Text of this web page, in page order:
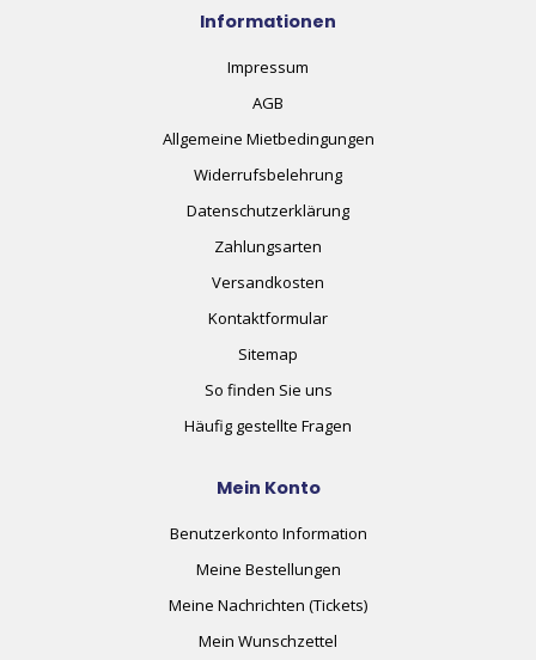
Informationen
Impressum
AGB
Allgemeine Mietbedingungen
Widerrufsbelehrung
Datenschutzerklärung
Zahlungsarten
Versandkosten
Kontaktformular
Sitemap
So finden Sie uns
Häufig gestellte Fragen
Mein Konto
Benutzerkonto Information
Meine Bestellungen
Meine Nachrichten (Tickets)
Mein Wunschzettel